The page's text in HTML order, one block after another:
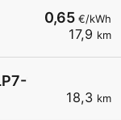
0,65 €/kWh
17,9 km
18,3 km
12